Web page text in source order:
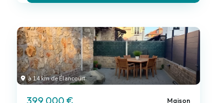
à 14 km de Élancourt
399 000 € Maison